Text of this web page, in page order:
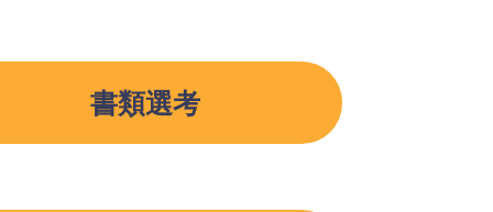
書類選考